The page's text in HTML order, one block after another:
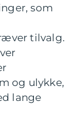
som
tilvalg.
og ulykke,
lange